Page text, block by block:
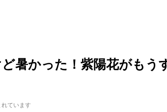
暑かった！紫陽花がもう
ています